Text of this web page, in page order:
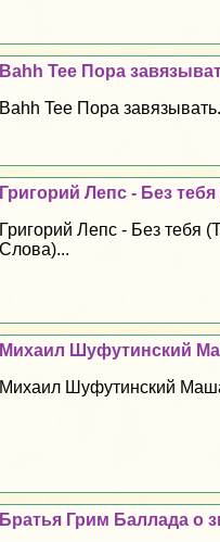
Bahh Tee Пора
Bahh Tee Пора
Григорий Лепс - Без
Григорий Лепс - Без тебя
Слова)...
Михаил Шуфутинский
Михаил Шуфутинский
Братья Грим Баллада о